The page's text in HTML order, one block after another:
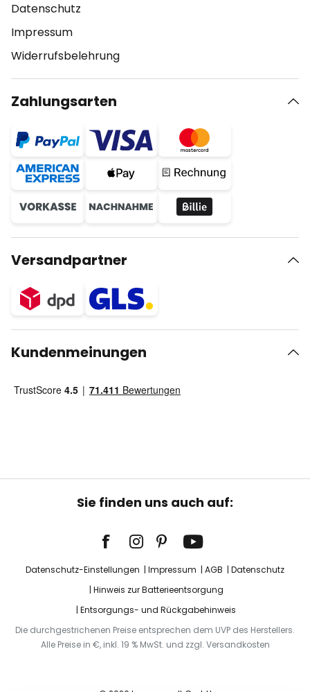
Datenschutz
Impressum
Widerrufsbelehrung
Zahlungsarten
Versandpartner
Kundenmeinungen
Sie finden uns auch auf:
Datenschutz-Einstellungen Impressum AGB
Datenschutz
Hinweis zur Batterieentsorgung
Entsorgungs- und Rückgabehinweis
Die durchgestrichenen Preise entsprechen dem UVP des Herstellers.
Alle Preise in €, inkl. 19 % MwSt. und zzgl. Versandkosten